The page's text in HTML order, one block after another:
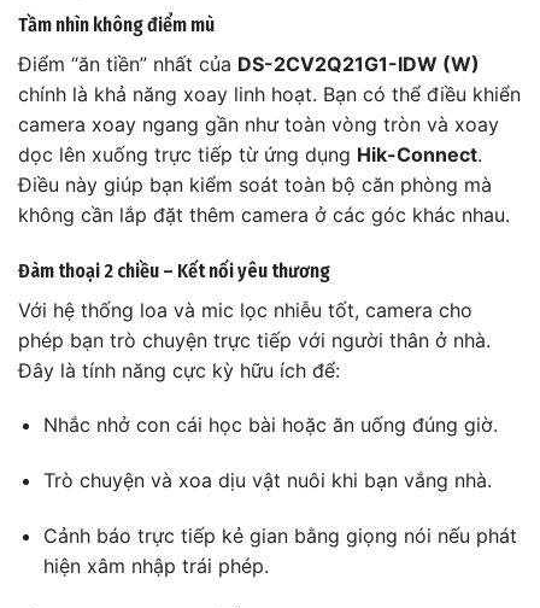
Tầm nhìn không điểm mù
Điểm “ăn tiền” nhất của DS-2CV2Q21G1-IDW (W)
chính là khả năng xoay linh hoạt. Bạn có thể điều khiển
camera xoay ngang gần như toàn vòng tròn và xoay
dọc lên xuống trực tiếp từ ứng dụng Hik-Connect.
Điều này giúp bạn kiểm soát toàn bộ căn phòng mà
không cần lắp đặt thêm camera ở các góc khác nhau.
Đàm thoại 2 chiều – Kết nối yêu thương
Với hệ thống loa và mic lọc nhiễu tốt, camera cho
phép bạn trò chuyện trực tiếp với người thân ở nhà.
Đây là tính năng cực kỳ hữu ích để:
Nhắc nhở con cái học bài hoặc ăn uống đúng giờ.
Trò chuyện và xoa dịu vật nuôi khi bạn vắng nhà.
Cảnh báo trực tiếp kẻ gian bằng giọng nói nếu phát
hiện xâm nhập trái phép.